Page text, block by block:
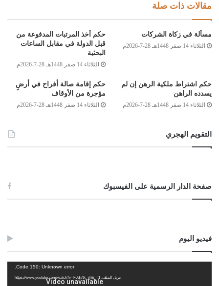
وهي لا تجوز؛ لقول النبي صلى الله عليه وسلم: (الثلث، والثلث كثير)
لقول النبي صلى الله عليه وسلم: (إن الله أعطى لكل ذي حق حقَّه، فلا وصيةَ
وعليه؛ فلا تنفذ هذه الوصية إلاّ في الثلث، وما زاد على الثلث، فإنه يُردُّ
غيث بن محمود الفاخري
مقالات ذات صلة
مسألة في زكاة الشركات
الثلاثاء 14 صفر 1448هـ 28-7-2026م
حكم أخذ المرتبات المدفوعة من
قبل الدولة في مقابل الساعات
البحثية
الثلاثاء 14 صفر 1448هـ 28-7-2026م
حكم اشتراط ملكية الرهن إن لم
يسدده الراهن
الثلاثاء 14 صفر 1448هـ 28-7-2026م
حكم إقامة صالة أفراح في أرضٍ
مؤجرة من الأوقاف
الثلاثاء 14 صفر 1448هـ 28-7-2026م
التقويم الهجري
صفحة الدار الرسمية على الفيسبوك
فيديو اليوم
Code 150: Unknown error.
تنزيل الملف: https://www.youtube.com/watch?v=FJdj7tk_7jI&_=1